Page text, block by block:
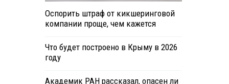
Оспорить штраф от кикшеринговой
компании проще, чем кажется
Что будет построено в Крыму в 2026
году
Академик РАН рассказал, опасен ли